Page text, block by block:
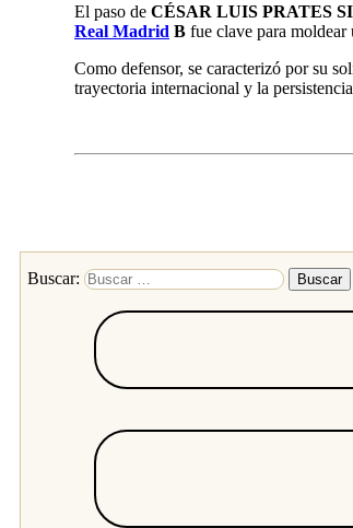
El paso de CÉSAR LUIS PRATES
Real Madrid B fue clave para
Como defensor, se caracterizó por su
trayectoria internacional y la
Buscar: